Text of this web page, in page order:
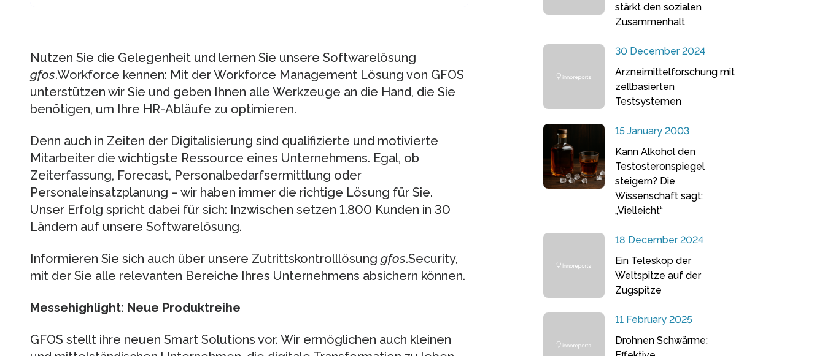
Nutzen Sie die Gelegenheit und lernen Sie unsere Softwarelösung
gfos.Workforce kennen: Mit der Workforce Management Lösung von GFOS
unterstützen wir Sie und geben Ihnen alle Werkzeuge an die Hand, die Sie
benötigen, um Ihre HR-Abläufe zu optimieren.
Denn auch in Zeiten der Digitalisierung sind qualifizierte und motivierte
Mitarbeiter die wichtigste Ressource eines Unternehmens. Egal, ob
Zeiterfassung, Forecast, Personalbedarfsermittlung oder
Personaleinsatzplanung – wir haben immer die richtige Lösung für Sie.
Unser Erfolg spricht dabei für sich: Inzwischen setzen 1.800 Kunden in 30
Ländern auf unsere Softwarelösung.
Informieren Sie sich auch über unsere Zutrittskontrolllösung gfos.Security,
mit der Sie alle relevanten Bereiche Ihres Unternehmens absichern können.
Messehighlight: Neue Produktreihe
GFOS stellt ihre neuen Smart Solutions vor. Wir ermöglichen auch kleinen
stärkt den sozialen
Zusammenhalt
30 December 2024
Arzneimittelforschung mit
zellbasierten
Testsystemen
15 January 2003
Kann Alkohol den
Testosteronspiegel
steigern? Die
Wissenschaft sagt:
„Vielleicht“
18 December 2024
Ein Teleskop der
Weltspitze auf der
Zugspitze
11 February 2025
Drohnen Schwärme: